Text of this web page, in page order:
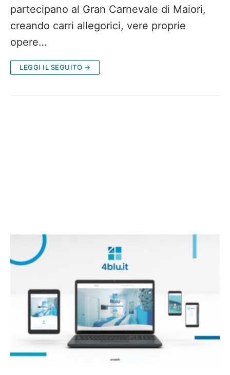
partecipano al Gran Carnevale di Maiori,
creando carri allegorici, vere proprie
opere…
LEGGI IL SEGUITO →